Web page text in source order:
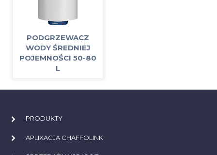
PODGRZEWACZ
WODY ŚREDNIEJ
POJEMNOŚCI 50-80
L
PRODUKTY
APLIKACJA CHAFFOLINK